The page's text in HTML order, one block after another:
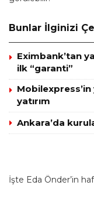
Bunlar İlginizi
Eximbank’tan
ilk “garanti”
yatırım
Ankara’da
İşte Eda Önder’in